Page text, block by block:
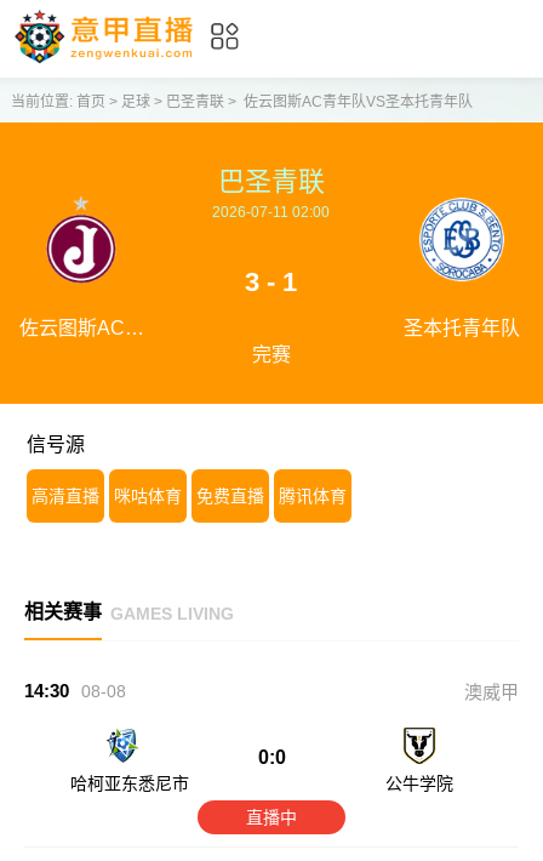
当前位置: 首页 > 足球> 巴圣青联> 佐云图斯AC青年队VS圣本托青年队
佐云图斯AC青
巴圣青联
2026-07-11 02:00
3 - 1
完赛
圣本托青年队
信号源
高清直播 咪咕体育 免费直播 腾讯体育
相关赛事 GAMES LIVING
14:30 08-08 澳威甲
哈柯亚东悉尼市
0:0
公牛学院
直播中